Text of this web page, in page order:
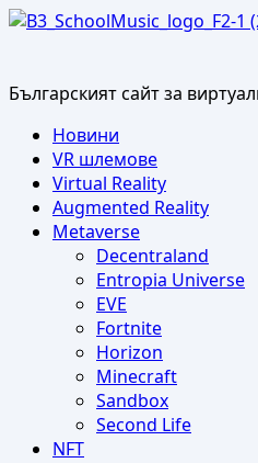
Skip
Българският сайт за
Primary
Menu
Новини
VR шлемове
Virtual Reality
Augmented Reality
Metaverse
Decentraland
Entropia Universe
EVE
Fortnite
Horizon
Minecraft
Sandbox
Second Life
NFT